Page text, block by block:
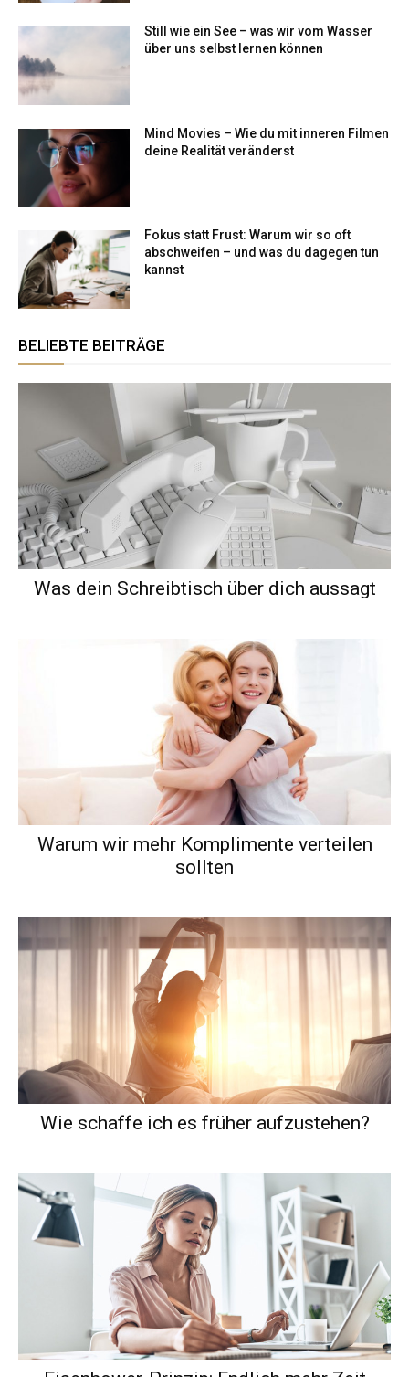
Still wie ein See – was wir vom Wasser
über uns selbst lernen können
Mind Movies – Wie du mit inneren Filmen
deine Realität veränderst
Fokus statt Frust: Warum wir so oft
abschweifen – und was du dagegen tun
kannst
BELIEBTE BEITRÄGE
Was dein Schreibtisch über dich aussagt
Warum wir mehr Komplimente verteilen
sollten
Wie schaffe ich es früher aufzustehen?